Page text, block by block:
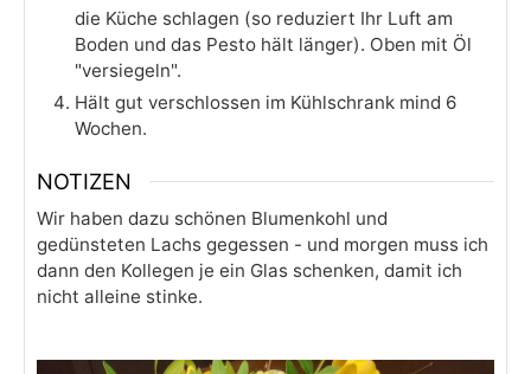
die Küche schlagen (so reduziert Ihr Luft am
Boden und das Pesto hält länger). Oben mit Öl
"versiegeln".
Hält gut verschlossen im Kühlschrank mind 6
Wochen.
NOTIZEN
Wir haben dazu schönen Blumenkohl und
gedünsteten Lachs gegessen - und morgen muss ich
dann den Kollegen je ein Glas schenken, damit ich
nicht alleine stinke.